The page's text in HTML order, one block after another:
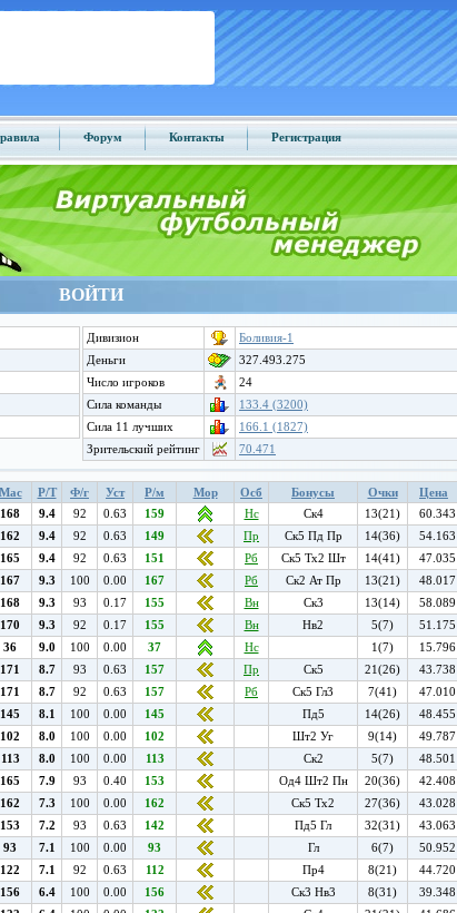
Форум Контакты Регистрация
ВОЙТИ
Дивизион
Боливия-1
Деньги
327.493.275
Число игроков
24
Сила команды
133.4 (3200)
Сила 11 лучших
166.1 (1827)
Зрительский рейтинг
70.471
Мас Р/Т Ф/г Уст Р/м Мор Осб Бонусы Очки
Цена
168 9.4 92 0.63 159 Нс Ск4 13(21)
60.343
162 9.4 92 0.63 149 Пр Ск5 Пд Пр 14(36)
54.163
165 9.4 92 0.63 151 Рб Ск5 Тх2 Шт 14(41)
47.035
167 9.3 100 0.00 167 Рб Ск2 Ат Пр 13(21)
48.017
168 9.3 93 0.17 155 Вн Ск3 13(14)
58.089
170 9.3 92 0.17 155 Вн Нв2 5(7)
51.175
36 9.0 100 0.00 37 Нс 1(7)
15.796
171 8.7 93 0.63 157 Пр Ск5 21(26)
43.738
171 8.7 92 0.63 157 Рб Ск5 Гл3 7(41)
47.010
145 8.1 100 0.00 145 Пд5 14(26)
48.455
102 8.0 100 0.00 102 Шт2 Уг 9(14)
49.787
113 8.0 100 0.00 113 Ск2 5(7)
48.501
165 7.9 93 0.40 153 Од4 Шт2 Пн 20(36)
42.408
162 7.3 100 0.00 162 Ск5 Тх2 27(36)
43.028
153 7.2 93 0.63 142 Пд5 Гл 32(31)
43.063
93 7.1 100 0.00 93 Гл 6(7)
50.952
122 7.1 92 0.63 112 Пр4 8(21)
44.720
156 6.4 100 0.00 156 Ск3 Нв3 8(31)
39.348